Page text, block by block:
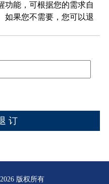
功能，可根据您的需求自
如果您不需要，您可以退
版权所有